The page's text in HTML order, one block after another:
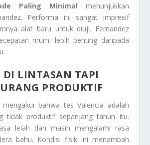
Paling Minimal menunjukkan
Performa ini sangat impresif
alat baru untuk diuji. Fernandez
murni lebih penting daripada
DI LINTASAN TAPI
PRODUKTIF
mengakui bahwa tes Valencia adalah
tidak produktif sepanjang tahun itu.
lelah dan masih mengalami rasa
bahu. Kondisi fisik ini menambah